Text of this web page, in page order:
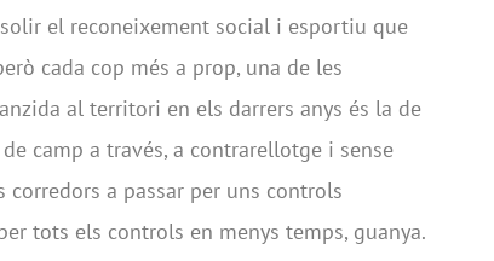
el reconeixement social i esportiu que
cada cop més a prop, una de les
al territori en els darrers anys és la de
camp a través, a contrarellotge i sense
a passar per uns controls
tots els controls en menys temps, guanya.